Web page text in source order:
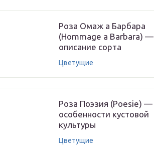
Роза Омаж а Барбара
(Hommage a Barbara) —
описание сорта
Цветущие
Роза Поэзия (Poesie) —
особенности кустовой
культуры
Цветущие